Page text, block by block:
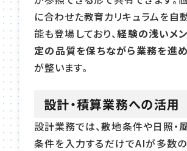
に合わせた教育カリキュラムを自
能も登場しており、経験の浅いメ
定の品質を保ちながら業務を進
が整います。
設計・積算業務への活用
設計業務では、敷地条件や日照・
条件を入力するだけでAIが多数